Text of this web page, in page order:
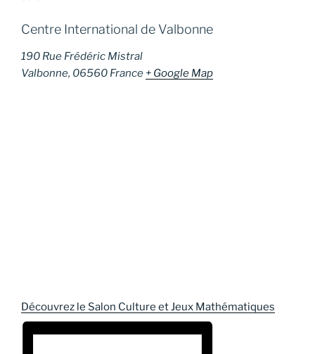
Centre International de Valbonne
190 Rue Frédéric Mistral
Valbonne, 06560 France + Google Map
Découvrez le Salon Culture et Jeux Mathématiques